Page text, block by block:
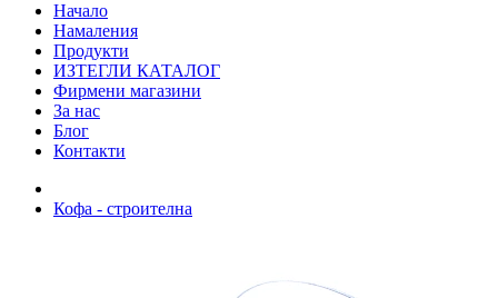
Начало
Намаления
Продукти
ИЗТЕГЛИ КАТАЛОГ
Фирмени магазини
За нас
Блог
Контакти
Кофа - строителна